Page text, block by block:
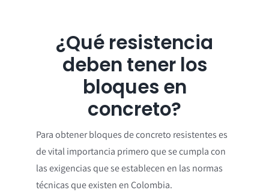
¿Qué resistencia
deben tener los
bloques en
concreto?
Para obtener bloques de concreto resistentes es
de vital importancia primero que se cumpla con
las exigencias que se establecen en las normas
técnicas que existen en Colombia.